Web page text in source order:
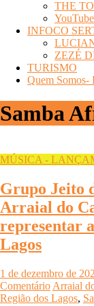
THE
YouTube
INFOCO
ZEZÉ
TURISMO
Quem
Samba
MÚSICA -
Grupo Jeito
Arraial do
representar
Lagos
1 de dezembro de
Comentário Arraial
Região dos Lagos,